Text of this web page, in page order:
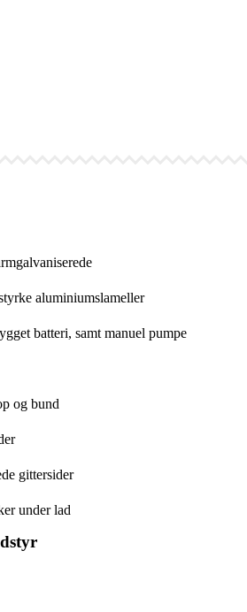
aluminiumslameller
batteri, samt manuel pumpe
og bund
gittersider
under lad